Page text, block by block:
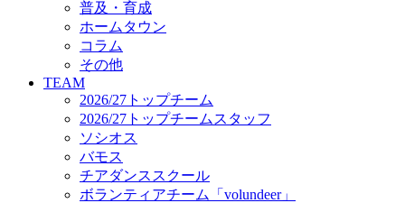
ロートフィールド奈良
SCHEDULE
2026/27
練習見学時のファンサービスについて
TICKET
奈良クラブ明治安田J3リーグ2026/27シーズン試
合観戦チケット
奈良クラブ明治安田Ｊ3リーグ 2026/27シーズン
「鹿パス」
観戦ルール＆マナー
FANCOMMUNITY
普及・育成
ホームタウン
コラム
その他
TEAM
2026/27トップチーム
2026/27トップチームスタッフ
ソシオス
バモス
チアダンススクール
ボランティアチーム「volundeer」